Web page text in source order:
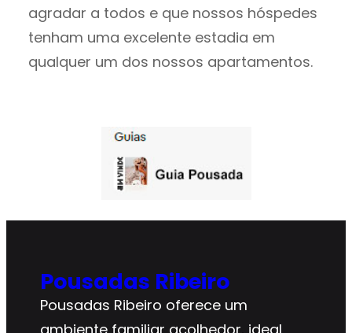
agradar a todos e que nossos hóspedes
tenham uma excelente estadia em
qualquer um dos nossos apartamentos.
Pousadas Ribeiro
Pousadas Ribeiro oferece um